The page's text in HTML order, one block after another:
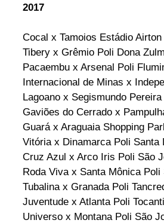
2017
Cocal x Tamoios Estádio
Tibery x Grêmio Poli Dona
Pacaembu x Arsenal Poli
Internacional de Minas x
Lagoano x Segismundo
Gaviões do Cerrado x
Guará x Araguaia Shopping
Vitória x Dinamarca Poli Santa
Cruz Azul x Arco Iris Poli São
Roda Viva x Santa Mônica
Tubalina x Granada Poli
Juventude x Atlanta Poli
Universo x Montana Poli São